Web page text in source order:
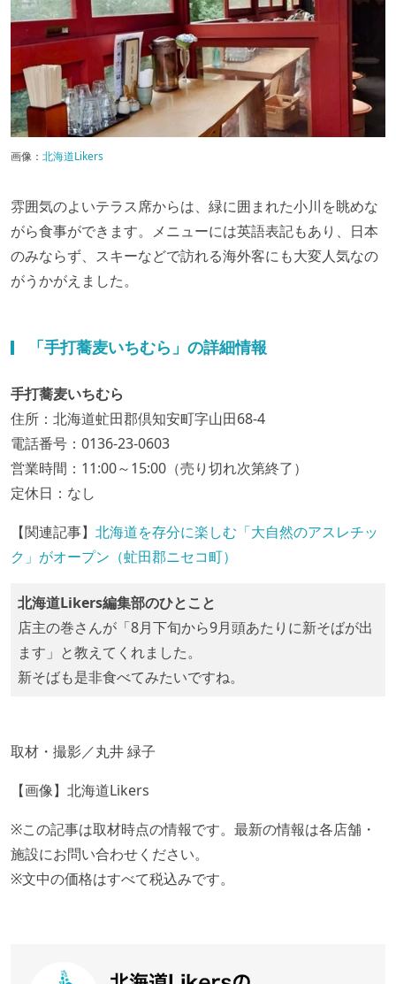
画像： 北海道Likers
雰囲気のよいテラス席からは、緑に囲まれた小川を眺めな
がら食事ができます。メニューには英語表記もあり、日本
のみならず、スキーなどで訪れる海外客にも大変人気なの
がうかがえました。
「手打蕎麦いちむら」の詳細情報
手打蕎麦いちむら
住所：北海道虻田郡倶知安町字山田68-4
電話番号：0136-23-0603
営業時間：11:00～15:00（売り切れ次第終了）
定休日：なし
【関連記事】 北海道を存分に楽しむ「大自然のアスレチッ
ク」がオープン（虻田郡ニセコ町）
北海道Likers編集部のひとこと
店主の巻さんが「8月下旬から9月頭あたりに新そばが出
ます」と教えてくれました。
新そばも是非食べてみたいですね。
取材・撮影／丸井 緑子
【画像】北海道Likers
※この記事は取材時点の情報です。最新の情報は各店舗・
施設にお問い合わせください。
※文中の価格はすべて税込みです。